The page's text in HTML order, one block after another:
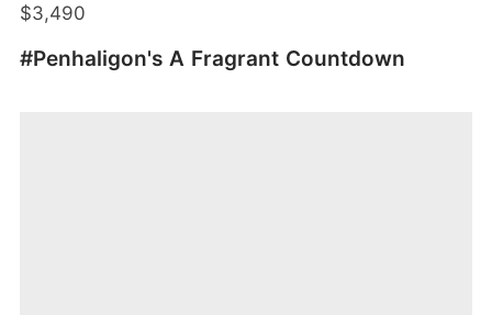
$3,490
#Penhaligon's A Fragrant Countdown